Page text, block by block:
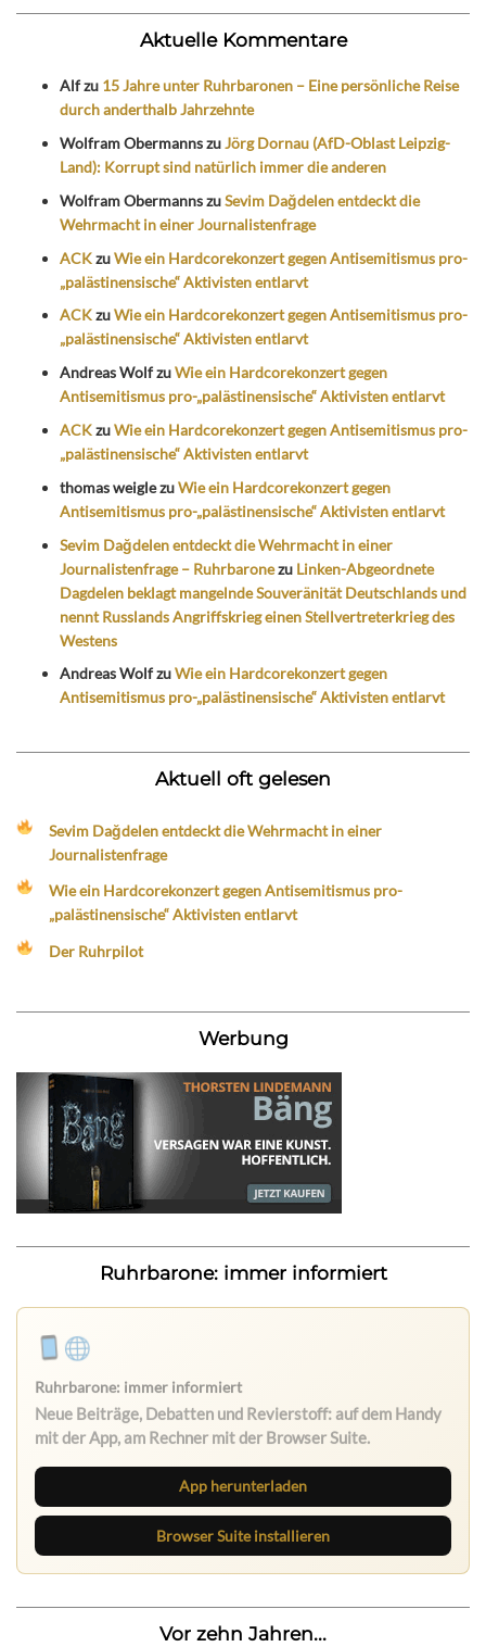
Aktuelle Kommentare
Alfzu 15 Jahre unter Ruhrbaronen – Eine persönliche Reise
durch anderthalb Jahrzehnte
Wolfram ObermannszuJörg Dornau (AfD-Oblast Leipzig-
Land): Korrupt sind natürlich immer die anderen
Wolfram ObermannszuSevim Dağdelen entdeckt die
Wehrmacht in einer Journalistenfrage
ACKzuWie ein Hardcorekonzert gegen Antisemitismus pro-
„palästinensische“ Aktivisten entlarvt
ACKzuWie ein Hardcorekonzert gegen Antisemitismus pro-
„palästinensische“ Aktivisten entlarvt
Andreas WolfzuWie ein Hardcorekonzert gegen
Antisemitismus pro-„palästinensische“ Aktivisten entlarvt
ACKzuWie ein Hardcorekonzert gegen Antisemitismus pro-
„palästinensische“ Aktivisten entlarvt
thomas weiglezuWie ein Hardcorekonzert gegen
Antisemitismus pro-„palästinensische“ Aktivisten entlarvt
Sevim Dağdelen entdeckt die Wehrmacht in einer
Journalistenfrage – Ruhrbaronezu Linken-Abgeordnete
Dagdelen beklagt mangelnde Souveränität Deutschlands und
nennt Russlands Angriffskrieg einen Stellvertreterkrieg des
Westens
Andreas WolfzuWie ein Hardcorekonzert gegen
Antisemitismus pro-„palästinensische“ Aktivisten entlarvt
Aktuell oft gelesen
Sevim Dağdelen entdeckt die Wehrmacht in einer
Journalistenfrage
Wie ein Hardcorekonzert gegen Antisemitismus pro-
„palästinensische“ Aktivisten entlarvt
Der Ruhrpilot
Werbung
Ruhrbarone: immer informiert
Ruhrbarone: immer informiert
Neue Beiträge, Debatten und Revierstoff: auf dem Handy
mit der App, am Rechner mit der Browser Suite.
App herunterladen
Browser Suite installieren
Vor zehn Jahren...